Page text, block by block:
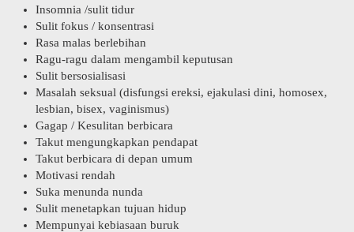
Insomnia /sulit tidur
Sulit fokus / konsentrasi
Rasa malas berlebihan
Ragu-ragu dalam mengambil keputusan
Sulit bersosialisasi
Masalah seksual (disfungsi ereksi, ejakulasi dini, homosex,
lesbian, bisex, vaginismus)
Gagap / Kesulitan berbicara
Takut mengungkapkan pendapat
Takut berbicara di depan umum
Motivasi rendah
Suka menunda nunda
Sulit menetapkan tujuan hidup
Mempunyai kebiasaan buruk